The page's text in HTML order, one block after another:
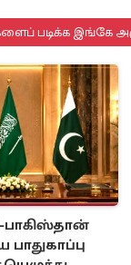
படிக்க இங்கே
பாகிஸ்தான்